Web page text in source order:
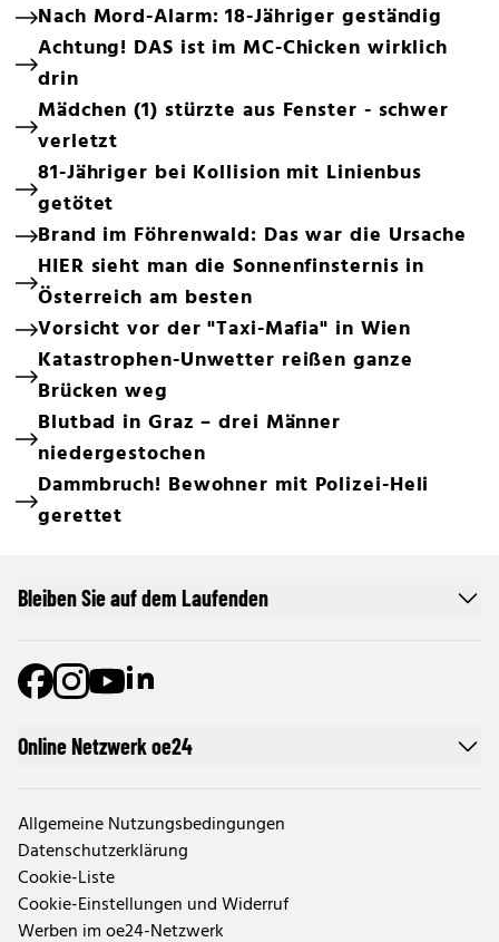
Nach Mord-Alarm: 18-Jähriger geständig
Achtung! DAS ist im MC-Chicken wirklich
drin
Mädchen (1) stürzte aus Fenster - schwer
verletzt
81-Jähriger bei Kollision mit Linienbus
getötet
Brand im Föhrenwald: Das war die Ursache
HIER sieht man die Sonnenfinsternis in
Österreich am besten
Vorsicht vor der "Taxi-Mafia" in Wien
Katastrophen-Unwetter reißen ganze
Brücken weg
Blutbad in Graz – drei Männer
niedergestochen
Dammbruch! Bewohner mit Polizei-Heli
gerettet
Online Netzwerk oe24
Allgemeine Nutzungsbedingungen
Datenschutzerklärung
Cookie-Liste
Cookie-Einstellungen und Widerruf
Werben im oe24-Netzwerk
Bleiben Sie auf dem Laufenden